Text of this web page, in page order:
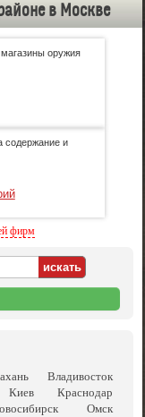
в Москве
оружия
содержание и
фирм
Владивосток
Киев
Краснодар
Омск